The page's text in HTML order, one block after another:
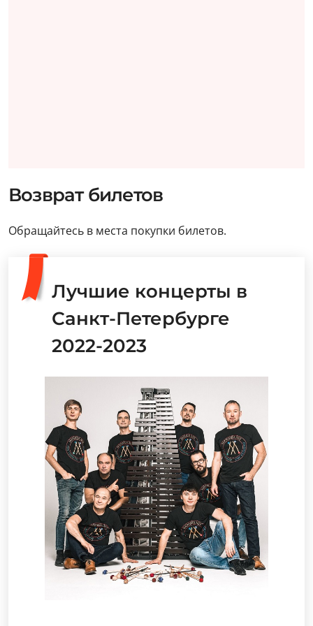
Возврат билетов
Обращайтесь в места покупки билетов.
Лучшие концерты в
Санкт-Петербурге
2022-2023